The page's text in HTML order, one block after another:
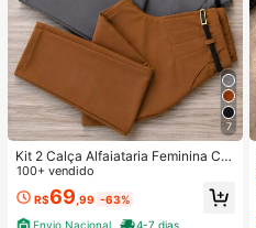
7
Kit 2 Calça Alfaiataria Feminina Co
m Cinto
100+ vendido
R$69 ,99 -63%
Envio Nacional
4-7 dias